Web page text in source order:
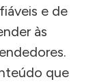
e de
às
que